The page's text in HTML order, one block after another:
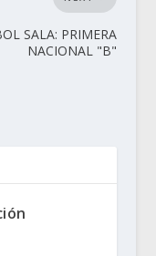
SALA: PRIMERA
NACIONAL "B"